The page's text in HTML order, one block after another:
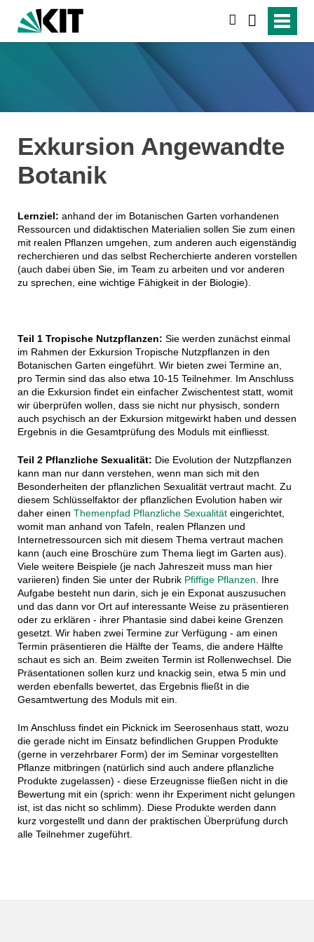
Exkursion Angewandte
Botanik
Lernziel: anhand der im Botanischen Garten vorhandenen
Ressourcen und didaktischen Materialien sollen Sie zum einen
mit realen Pflanzen umgehen, zum anderen auch eigenständig
recherchieren und das selbst Recherchierte anderen vorstellen
(auch dabei üben Sie, im Team zu arbeiten und vor anderen
zu sprechen, eine wichtige Fähigkeit in der Biologie).
Teil 1 Tropische Nutzpflanzen: Sie werden zunächst einmal
im Rahmen der Exkursion Tropische Nutzpflanzen in den
Botanischen Garten eingeführt. Wir bieten zwei Termine an,
pro Termin sind das also etwa 10-15 Teilnehmer. Im Anschluss
an die Exkursion findet ein einfacher Zwischentest statt, womit
wir überprüfen wollen, dass sie nicht nur physisch, sondern
auch psychisch an der Exkursion mitgewirkt haben und dessen
Ergebnis in die Gesamtprüfung des Moduls mit einfliesst.
Teil 2 Pflanzliche Sexualität: Die Evolution der Nutzpflanzen
kann man nur dann verstehen, wenn man sich mit den
Besonderheiten der pflanzlichen Sexualität vertraut macht. Zu
diesem Schlüsselfaktor der pflanzlichen Evolution haben wir
daher einen Themenpfad Pflanzliche Sexualitäteingerichtet,
womit man anhand von Tafeln, realen Pflanzen und
Internetressourcen sich mit diesem Thema vertraut machen
kann (auch eine Broschüre zum Thema liegt im Garten aus).
Viele weitere Beispiele (je nach Jahreszeit muss man hier
variieren) finden Sie unter der Rubrik Pfiffige Pflanzen. Ihre
Aufgabe besteht nun darin, sich je ein Exponat auszusuchen
und das dann vor Ort auf interessante Weise zu präsentieren
oder zu erklären - ihrer Phantasie sind dabei keine Grenzen
gesetzt. Wir haben zwei Termine zur Verfügung - am einen
Termin präsentieren die Hälfte der Teams, die andere Hälfte
schaut es sich an. Beim zweiten Termin ist Rollenwechsel. Die
Präsentationen sollen kurz und knackig sein, etwa 5 min und
werden ebenfalls bewertet, das Ergebnis fließt in die
Gesamtwertung des Moduls mit ein.
Im Anschluss findet ein Picknick im Seerosenhaus statt, wozu
die gerade nicht im Einsatz befindlichen Gruppen Produkte
(gerne in verzehrbarer Form) der im Seminar vorgestellten
Pflanze mitbringen (natürlich sind auch andere pflanzliche
Produkte zugelassen) - diese Erzeugnisse fließen nicht in die
Bewertung mit ein (sprich: wenn ihr Experiment nicht gelungen
ist, ist das nicht so schlimm). Diese Produkte werden dann
kurz vorgestellt und dann der praktischen Überprüfung durch
alle Teilnehmer zugeführt.